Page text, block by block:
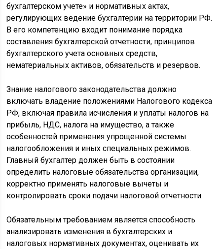
бухгалтерском учете» и нормативных актах,
регулирующих ведение бухгалтерии на территории РФ.
В его компетенцию входит понимание порядка
составления бухгалтерской отчетности, принципов
бухгалтерского учета основных средств,
нематериальных активов, обязательств и резервов.
Знание налогового законодательства должно
включать владение положениями Налогового кодекса
РФ, включая правила исчисления и уплаты налогов на
прибыль, НДС, налога на имущество, а также
особенностей применения упрощенной системы
налогообложения и иных специальных режимов.
Главный бухгалтер должен быть в состоянии
определить налоговые обязательства организации,
корректно применять налоговые вычеты и
контролировать сроки подачи налоговой отчетности.
Обязательным требованием является способность
анализировать изменения в бухгалтерских и
налоговых нормативных документах, оценивать их